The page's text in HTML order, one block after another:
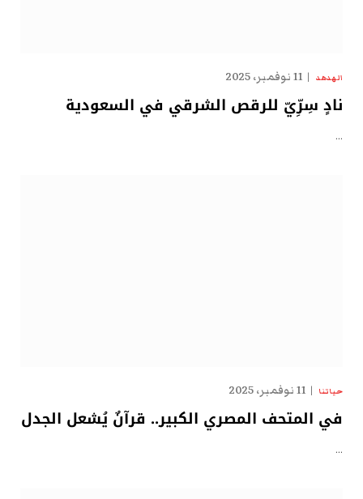
الهدهد 11 نوفمبر، 2025
نادٍ سِرِّيّ للرقص الشرقي في السعودية
…
حياتنا 11 نوفمبر، 2025
في المتحف المصري الكبير.. قرآنٌ يُشعل الجدل
…